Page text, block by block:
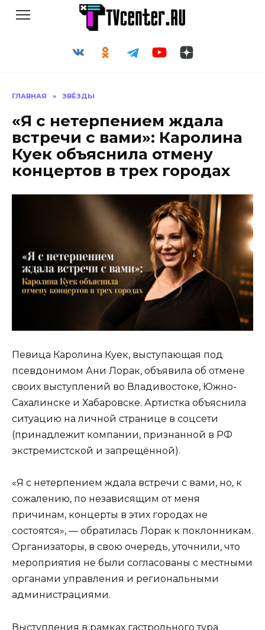
ГЛАВНАЯ » ЗВЁЗДЫ
«Я с нетерпением ждала
встречи с вами»: Каролина
Куек объяснила отмену
концертов в трех городах
Певица Каролина Куек, выступающая под
псевдонимом Ани Лорак, объявила об отмене
своих выступлений во Владивостоке, Южно-
Сахалинске и Хабаровске. Артистка объяснила
ситуацию на личной странице в соцсети
(принадлежит компании, признанной в РФ
экстремистской и запрещённой).
«Я с нетерпением ждала встречи с вами, но, к
сожалению, по независящим от меня
причинам, концерты в этих городах не
состоятся», — обратилась Лорак к поклонникам.
Организаторы, в свою очередь, уточнили, что
мероприятия не были согласованы с местными
органами управления и региональными
администрациями.
Выступления в рамках гастрольного тура